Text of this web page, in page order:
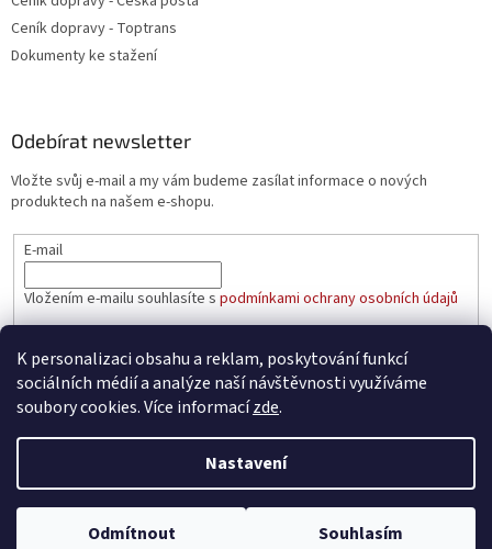
K personalizaci obsahu a reklam, poskytování funkcí
sociálních médií a analýze naší návštěvnosti využíváme
soubory cookies. Více informacízde.
Nastavení
Odmítnout Souhlasím
Ceník dopravy - Toptrans
Dokumenty ke stažení
Odebírat newsletter
Vložte svůj e-mail a my vám budeme zasílat informace o nových
produktech na našem e-shopu.
E-mail
Vložením e-mailu souhlasíte s podmínkami ochrany osobních údajů
PŘIHLÁSIT SE
Copyright 2026aaatopeni.cz. Všechna práva vyhrazena.Upravit